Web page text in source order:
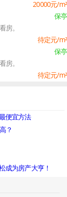
20000元/m²
保亭
房。
待定元/m²
保亭
房。
待定元/m²
便宜方法
？
成为房产大亨！